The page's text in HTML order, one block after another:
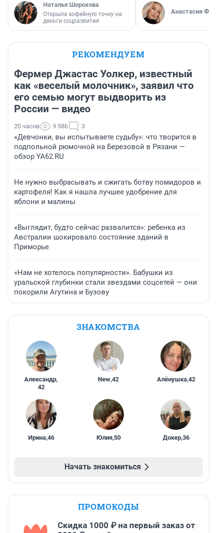
Наталья Шорохова
Открыла кофейную точку на
деньги соцразвития
Анастасия
РЕКОМЕНДУЕМ
Фермер Джастас Уолкер, известный
как «веселый молочник», заявил что
его семью могут выдворить из
России — видео
20 часов 9 586 3
«Девчонки, вы испытываете судьбу»: что творится в
подпольной рюмочной на Березовой в Рязани —
обзор YA62.RU
Не нужно выбрасывать и сжигать ботву помидоров и
картофеля! Как я нашла лучшее удобрение для
яблони и малины
«Выглядит, будто сейчас развалится»: ребенка из
Австралии шокировало состояние зданий в
Приморье
«Нам не хотелось популярности». Бабушки из
уральской глубинки стали звездами соцсетей — они
покорили Агутина и Бузову
ЗНАКОМСТВА
Александр,
42
New,42 Алёнушка,42
Ирина,46 Юлия,50 Докер,36
Начать знакомиться
ПРОМОКОДЫ
Скидка 1000 ₽ на первый заказ от